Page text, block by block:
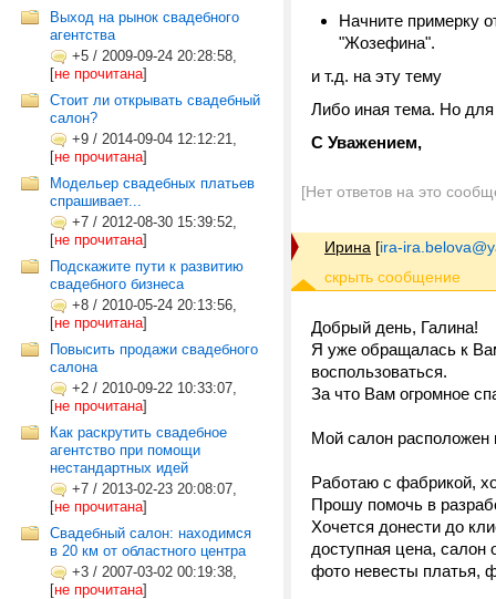
Выход на рынок свадебного
агентства
+5 / 2009-09-24 20:28:58,
[не прочитана]
Стоит ли открывать свадебный
салон?
+9 / 2014-09-04 12:12:21,
[не прочитана]
Модельер свадебных платьев
спрашивает...
+7 / 2012-08-30 15:39:52,
[не прочитана]
Подскажите пути к развитию
свадебного бизнеса
+8 / 2010-05-24 20:13:56,
[не прочитана]
Повысить продажи свадебного
салона
+2 / 2010-09-22 10:33:07,
[не прочитана]
Как раскрутить свадебное
агентство при помощи
нестандартных идей
+7 / 2013-02-23 20:08:07,
[не прочитана]
Свадебный салон: находимся
в 20 км от областного центра
+3 / 2007-03-02 00:19:38,
[не прочитана]
Начните примерку
"Жозефина".
и т.д. на эту тему
Либо иная тема. Но
С Уважением,
[Нет ответов на это
Ирина [ira-
Добрый день, Галина!
Я уже обращалась к
воспользоваться.
За что Вам огромное
Мой салон расположен
Работаю с фабрикой,
Прошу помочь в
Хочется донести до
доступная цена, салон
фото невесты платья,